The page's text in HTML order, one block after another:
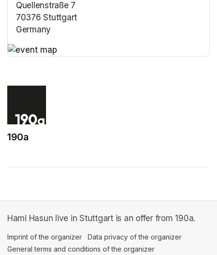
Quellenstraße 7
70376 Stuttgart
Germany
190a
Hami Hasun live in Stuttgart is an offer from 190a.
Imprint of the organizer (opens in a new tab)
Data privacy of the organizer
General terms and conditions of the organizer